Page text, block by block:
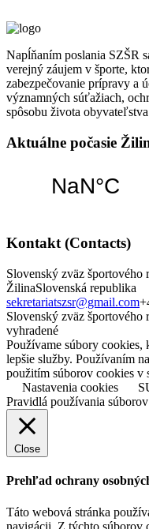
Napĺňaním poslania SZŠR
verejný záujem v športe,
zabezpečovanie prípravy a
významných súťažiach,
spôsobu života
Aktuálne počasie
Kontakt (Contacts)
Slovenský zväz športového
ŽilinaSlovenská republika
sekretariatszsr@gmail.com
Slovenský zväz
vyhradené
Používame súbory cookies,
lepšie služby. Používaním
použitím súborov cookies v
Nastavenia cookies
Pravidlá používania
Close
Prehľad ochrany
Táto webová stránka
navigácii. Z týchto súborov